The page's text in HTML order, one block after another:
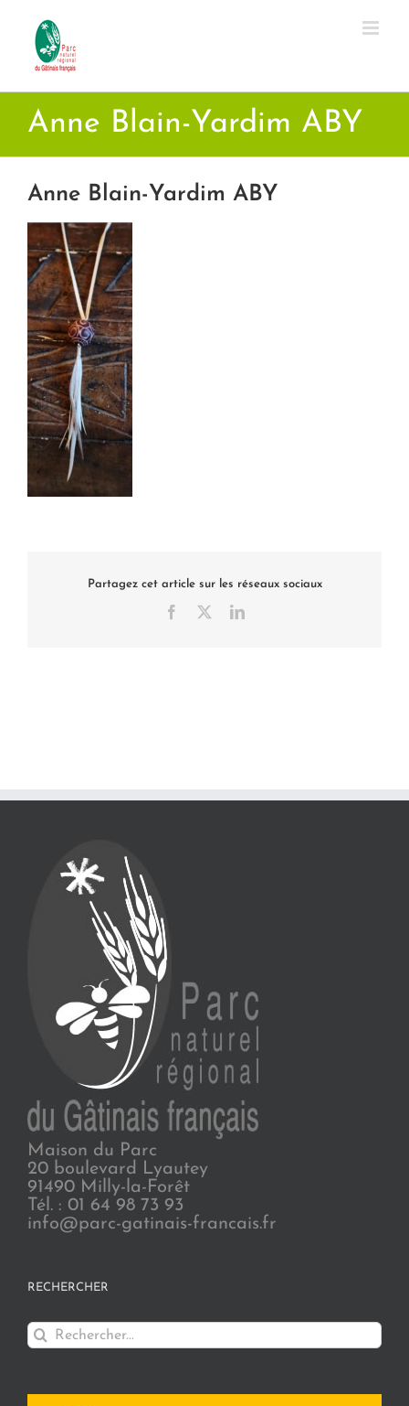
contenu
Anne Blain-Yardim ABY
Anne Blain-Yardim ABY
Partagez cet article sur les réseaux sociaux
Facebook LinkedIn
Maison du Parc
20 boulevard Lyautey
91490 Milly-la-Forêt
Tél. : 01 64 98 73 93
info@parc-gatinais-francais.fr
RECHERCHER
Rechercher: